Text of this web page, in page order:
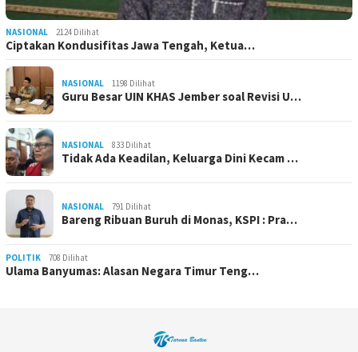
NASIONAL 2124 Dilihat
Ciptakan Kondusifitas Jawa Tengah, Ketua…
NASIONAL 1198 Dilihat
Guru Besar UIN KHAS Jember soal Revisi U…
NASIONAL 833 Dilihat
Tidak Ada Keadilan, Keluarga Dini Kecam …
NASIONAL 791 Dilihat
Bareng Ribuan Buruh di Monas, KSPI : Pra…
POLITIK 708 Dilihat
Ulama Banyumas: Alasan Negara Timur Teng…